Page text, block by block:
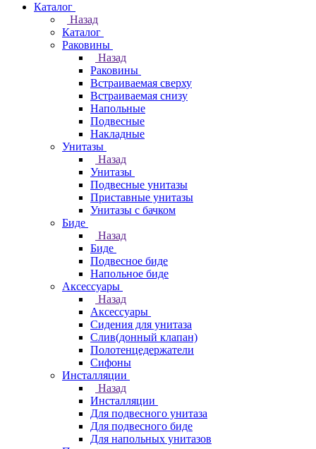
Каталог
Назад
Каталог
Раковины
Назад
Раковины
Встраиваемая сверху
Встраиваемая снизу
Напольные
Подвесные
Накладные
Унитазы
Назад
Унитазы
Подвесные унитазы
Приставные унитазы
Унитазы с бачком
Биде
Назад
Биде
Подвесное биде
Напольное биде
Аксессуары
Назад
Аксессуары
Сидения для унитаза
Слив(донный клапан)
Полотенцедержатели
Сифоны
Инсталляции
Назад
Инсталляции
Для подвесного унитаза
Для подвесного биде
Для напольных унитазов